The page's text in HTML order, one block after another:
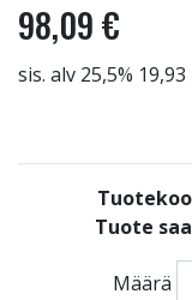
98,09 €
sis. alv 25,5% 19,93
Tuote
Määrä